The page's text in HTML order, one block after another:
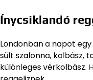
Ínycsiklandó
Londonban a napot
sült szalonna, kolbász,
különleges vérkolbász.